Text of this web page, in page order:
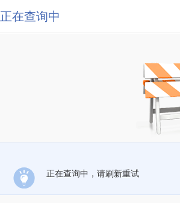
正在查询中
正在查询中，请刷新重试